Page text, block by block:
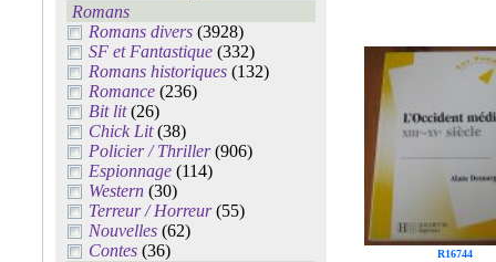
Romans
Romans divers (3928)
SF et Fantastique (332)
Romans historiques (132)
Romance (236)
Bit lit(26)
Chick Lit(38)
Policier / Thriller(906)
Espionnage (114)
Western (30)
Terreur / Horreur(55)
Nouvelles (62)
Contes (36)
R16744